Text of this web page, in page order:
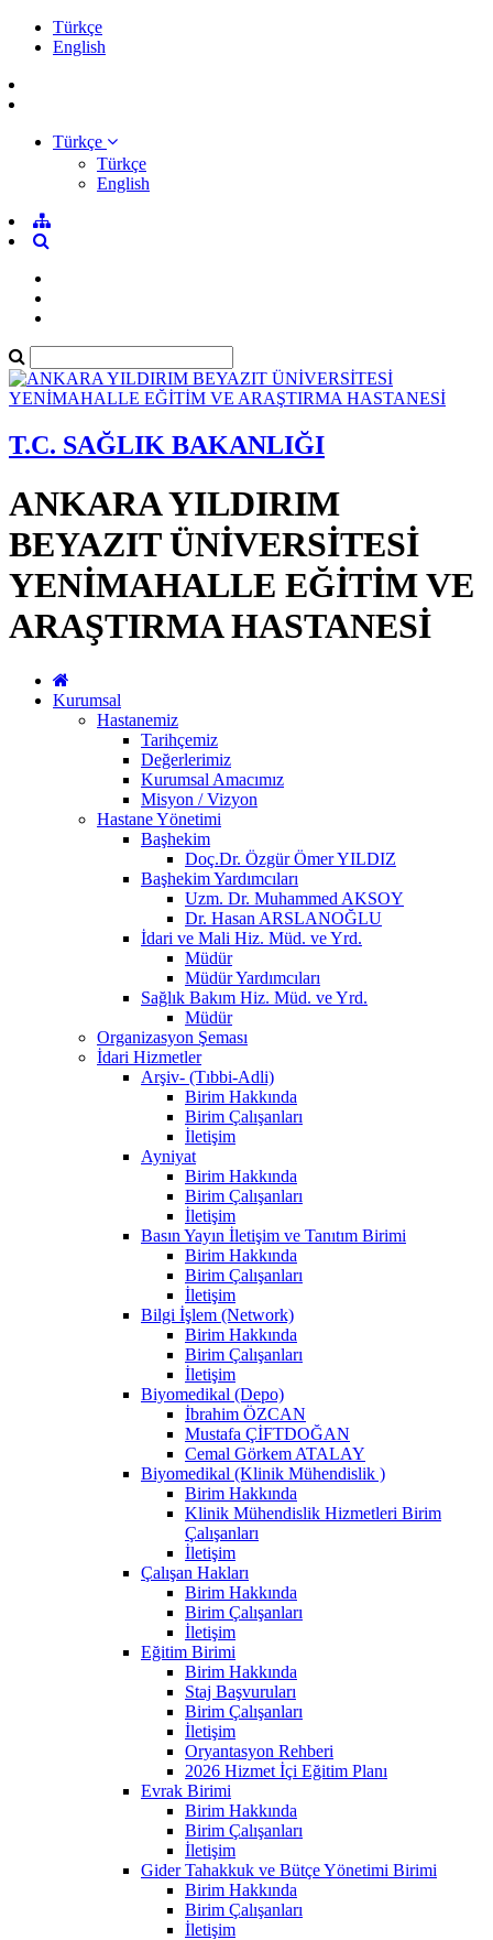
Türkçe
English
Türkçe
Türkçe
English
T.C. SAĞLIK BAKANLIĞI
ANKARA YILDIRIM
BEYAZIT ÜNİVERSİTESİ
YENİMAHALLE EĞİTİM VE
ARAŞTIRMA HASTANESİ
Kurumsal
Hastanemiz
Tarihçemiz
Değerlerimiz
Kurumsal Amacımız
Misyon / Vizyon
Hastane Yönetimi
Başhekim
Doç.Dr. Özgür Ömer YILDIZ
Başhekim Yardımcıları
Uzm. Dr. Muhammed AKSOY
Dr. Hasan ARSLANOĞLU
İdari ve Mali Hiz. Müd. ve Yrd.
Müdür
Müdür Yardımcıları
Sağlık Bakım Hiz. Müd. ve Yrd.
Müdür
Organizasyon Şeması
İdari Hizmetler
Arşiv- (Tıbbi-Adli)
Birim Hakkında
Birim Çalışanları
İletişim
Ayniyat
Birim Hakkında
Birim Çalışanları
İletişim
Basın Yayın İletişim ve Tanıtım Birimi
Birim Hakkında
Birim Çalışanları
İletişim
Bilgi İşlem (Network)
Birim Hakkında
Birim Çalışanları
İletişim
Biyomedikal (Depo)
İbrahim ÖZCAN
Mustafa ÇİFTDOĞAN
Cemal Görkem ATALAY
Biyomedikal (Klinik Mühendislik )
Birim Hakkında
Klinik Mühendislik Hizmetleri Birim
Çalışanları
İletişim
Çalışan Hakları
Birim Hakkında
Birim Çalışanları
İletişim
Eğitim Birimi
Birim Hakkında
Staj Başvuruları
Birim Çalışanları
İletişim
Oryantasyon Rehberi
2026 Hizmet İçi Eğitim Planı
Evrak Birimi
Birim Hakkında
Birim Çalışanları
İletişim
Gider Tahakkuk ve Bütçe Yönetimi Birimi
Birim Hakkında
Birim Çalışanları
İletişim